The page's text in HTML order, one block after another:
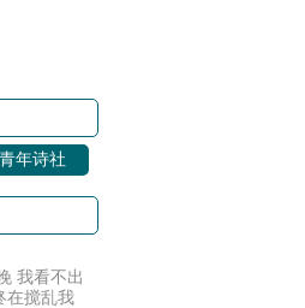
年诗社
我看不出
在搅乱我